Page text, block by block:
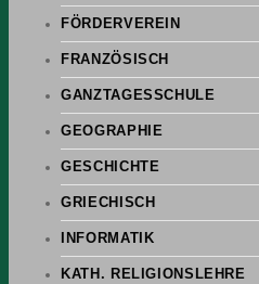
FÖRDERVEREIN
FRANZÖSISCH
GANZTAGESSCHULE
GEOGRAPHIE
GESCHICHTE
GRIECHISCH
INFORMATIK
KATH. RELIGIONSLEHRE